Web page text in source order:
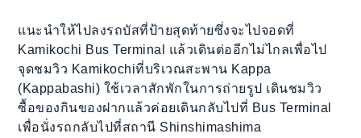
แนะนำให้ไปลงรถบัสที่ป้ายสุดท้ายซึ่งจะไปจอดที่
Kamikochi Bus Terminal แล้วเดินต่ออีกไม่ไกลเพื่อไป
จุดชมวิว Kamikochiที่บริเวณสะพาน Kappa
(Kappabashi) ใช้เวลาสักพักในการถ่ายรูป เดินชมวิว
ซื้อของกินของฝากแล้วค่อยเดินกลับไปที่ Bus Terminal
เพื่อนั่งรถกลับไปที่สถานี Shinshimashima